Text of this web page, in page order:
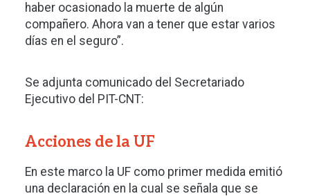
haber ocasionado la muerte de algún
compañero. Ahora van a tener que estar varios
días en el seguro”.
Se adjunta comunicado del Secretariado
Ejecutivo del PIT-CNT:
Acciones de la UF
En este marco la UF como primer medida emitió
una declaración en la cual se señala que se